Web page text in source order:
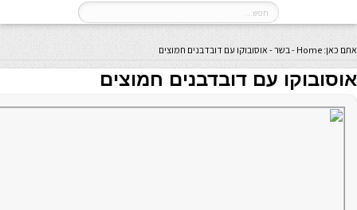
אתם כאן: Home
-בשר- אוסובוקו עם דובדבנים חמוצים
אוסובוקו עם דובדבנים חמוצים